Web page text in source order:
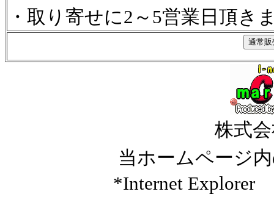
・取り寄せに2～5営業日頂き
株式
当ホームページ
*Internet Explorer